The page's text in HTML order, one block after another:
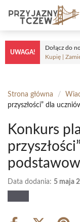
treści
UWAGA!
Dołącz do
Kupię |
Strona główna /
przyszłości” dla
Konkurs
Data dodania: 5 maja